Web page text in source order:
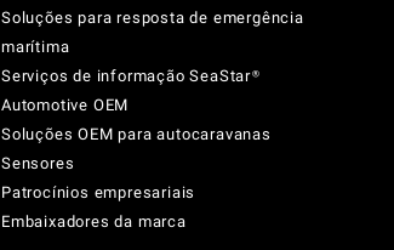
Soluções para resposta de emergência
marítima
Serviços de informação SeaStar®
Automotive OEM
Soluções OEM para autocaravanas
Sensores
Patrocínios empresariais
Embaixadores da marca